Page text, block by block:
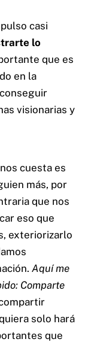
casi
lo
que es
en la
visionarias y
cuesta es
más, por
que nos
eso que
exteriorizarlo
Aquí me
Comparte
solo hará
que